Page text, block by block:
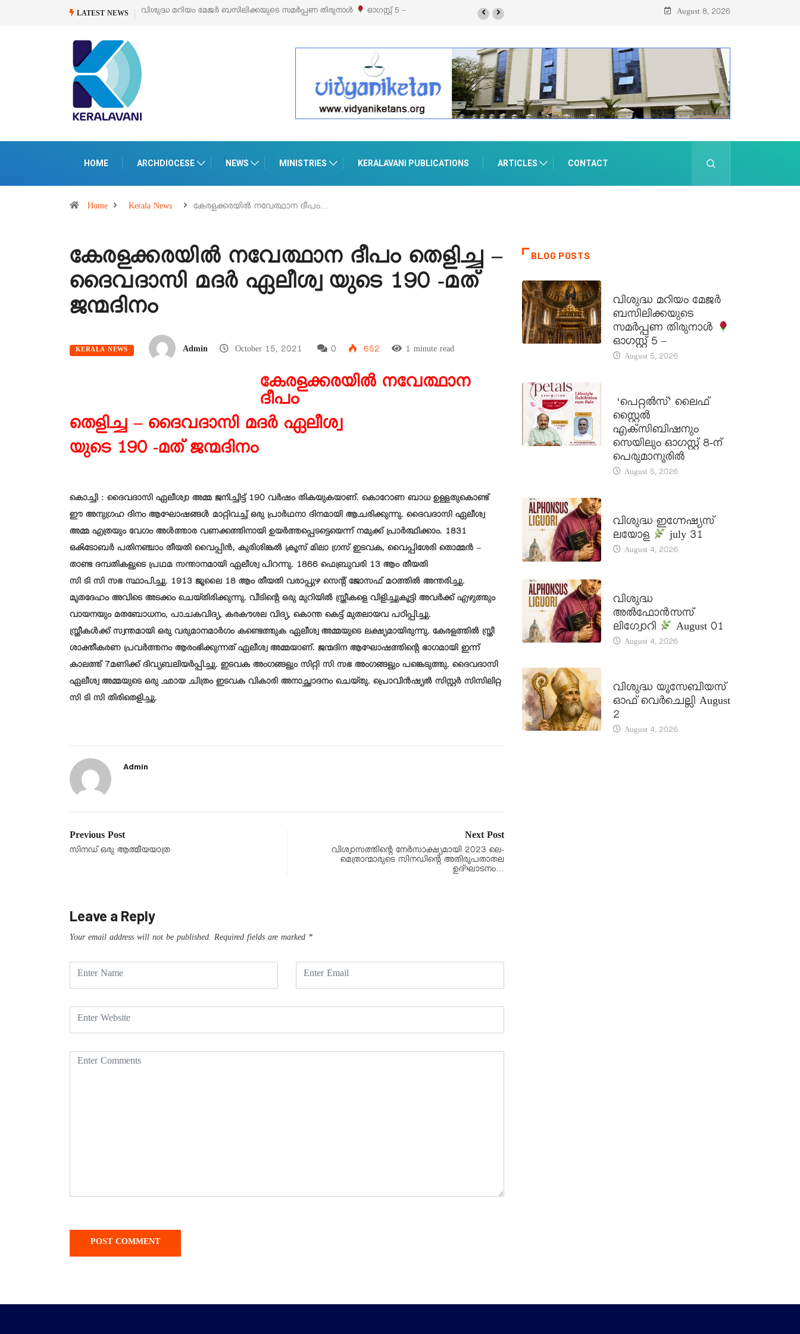
LATEST NEWS വിശുദ്ധ മറിയം മേജർ ബസിലിക്കയുടെ സമർപ്പണ തിരുനാൾ ഓഗസ്റ്റ് 5 – August 8, 2026
HOME ARCHDIOCESE NEWS MINISTRIES KERALAVANI PUBLICATIONS ARTICLES CONTACT
Home Kerala News കേരളക്കരയിൽ നവേത്ഥാന ദീപം…
കേരളക്കരയിൽ നവേത്ഥാന ദീപം തെളിച്ച –
ദൈവദാസി മദർ ഏലീശ്വ യുടെ 190 -മത്
ജന്മദിനം
KERALA NEWS Admin October 15, 2021 0 652 1 minute read
കേരളക്കരയിൽ നവേത്ഥാന
ദീപം
തെളിച്ച – ദൈവദാസി മദർ ഏലീശ്വ
യുടെ 190 -മത് ജന്മദിനം
കൊച്ചി : ദൈവദാസി ഏലീശ്വാ അമ്മ ജനിച്ചിട്ട് 190 വർഷം തികയുകയാണ്. കൊറോണ ബാധ ഉള്ളതുകൊണ്ട്
ഈ അനുഗ്രഹ ദിനം ആഘോഷങ്ങൾ മാറ്റിവച്ച് ഒരു പ്രാർഥനാ ദിനമായി ആചരിക്കുന്നു. ദൈവദാസി ഏലീശ്വ
അമ്മ എത്രയും വേഗം അൾത്താര വണക്കത്തിനായി ഉയർത്തപ്പെടട്ടെയെന്ന് നമുക്ക് പ്രാർത്ഥിക്കാം. 1831
ഒൿടോബർ പതിനഞ്ചാം തീയതി വൈപ്പിൻ, കുരിശിങ്കൽ ക്രൂസ് മിലാ ഗ്രസ് ഇടവക, വൈപ്പിശേരി തൊമ്മൻ –
താണ്ട ദമ്പതികളുടെ പ്രഥമ സന്താനമായി ഏലീശ്വ പിറന്നു. 1866 ഫെബ്രുവരി 13 ആം തീയതി
സി ടി സി സഭ സ്ഥാപിച്ചു. 1913 ജൂലൈ 18 ആം തീയതി വരാപ്പുഴ സെന്റ് ജോസഫ് മഠത്തിൽ അന്തരിച്ചു.
മൃതദേഹം അവിടെ അടക്കം ചെയ്തിരിക്കുന്നു. വീടിന്റെ ഒരു മുറിയിൽ സ്ത്രീകളെ വിളിച്ചുകൂട്ടി അവർക്ക് എഴുത്തും
വായനയും മതബോധനം, പാചകവിദ്യ, കരകൗശല വിദ്യ, കൊന്ത കെട്ട് മുതലായവ പഠിപ്പിച്ചു.
സ്ത്രീകൾക്ക് സ്വന്തമായി ഒരു വരുമാനമാർഗം കണ്ടെത്തുക ഏലീശ്വ അമ്മയുടെ ലക്ഷ്യമായിരുന്നു. കേരളത്തിൽ സ്ത്രീ
ശാക്തീകരണ പ്രവർത്തനം ആരംഭിക്കുന്നത് ഏലീശ്വ അമ്മയാണ്. ജന്മദിന ആഘോഷത്തിന്റെ ഭാഗമായി ഇന്ന്
കാലത്ത് 7മണിക്ക് ദിവ്യബലിയർപ്പിച്ചു. ഇടവക അംഗങ്ങളും സിറ്റി സി സഭ അംഗങ്ങളും പങ്കെടുത്തു. ദൈവദാസി
ഏലീശ്വ അമ്മയുടെ ഒരു ഛായ ചിത്രം ഇടവക വികാരി അനാച്ഛാദനം ചെയ്തു. പ്രൊവിൻഷ്യൽ സിസ്റ്റർ സിസിലിറ്റ
സി ടി സി തിരിതെളിച്ചു.
Admin
Previous Post
സിനഡ് ഒരു ആത്മീയയാത്ര
Next Post
വിശ്വാസത്തിന്റെ നേർസാക്ഷ്യമായി 2023 ലെ-
മെത്രാന്മാരുടെ സിനഡിന്റെ അതിരൂപതാതല
ഉദ്ഘാടനം…
Leave a Reply
Your email address will not be published. Required fields are marked *
BLOG POSTS
വിശുദ്ധ മറിയം മേജർ
ബസിലിക്കയുടെ
സമർപ്പണ തിരുനാൾ
ഓഗസ്റ്റ് 5 –
August 5, 2026
‘പെറ്റൽസ്’ ലൈഫ്
സ്റ്റൈൽ
എക്സിബിഷനും
സെയിലും ഓഗസ്റ്റ് 8-ന്
പെരുമാനൂരിൽ
August 5, 2026
വിശുദ്ധ ഇഗ്നേഷ്യസ്
ലയോള
july 31
August 4, 2026
വിശുദ്ധ
അൽഫോൻസസ്
ലിഗ്വോറി
August 01
August 4, 2026
വിശുദ്ധ യൂസേബിയസ്
ഓഫ് വെർചെല്ലി August
2
August 4, 2026